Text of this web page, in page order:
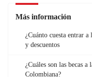
Más información
¿Cuánto cuesta entrar a
y descuentos
¿Cuáles son las becas a
Colombiana?